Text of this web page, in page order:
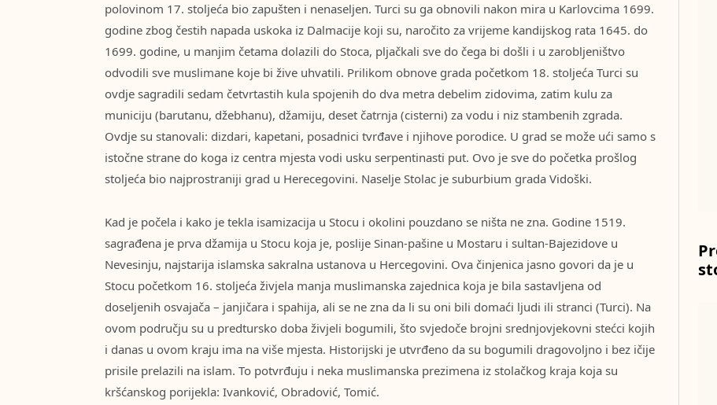
polovinom 17. stoljeća bio zapušten i nenaseljen. Turci su ga obnovili nakon mira u Karlovcima 1699.
godine zbog čestih napada uskoka iz Dalmacije koji su, naročito za vrijeme kandijskog rata 1645. do
1699. godine, u manjim četama dolazili do Stoca, pljačkali sve do čega bi došli i u zarobljeništvo
odvodili sve muslimane koje bi žive uhvatili. Prilikom obnove grada početkom 18. stoljeća Turci su
ovdje sagradili sedam četvrtastih kula spojenih do dva metra debelim zidovima, zatim kulu za
municiju (barutanu, džebhanu), džamiju, deset čatrnja (cisterni) za vodu i niz stambenih zgrada.
Ovdje su stanovali: dizdari, kapetani, posadnici tvrđave i njihove porodice. U grad se može ući samo s
istočne strane do koga iz centra mjesta vodi usku serpentinasti put. Ovo je sve do početka prošlog
stoljeća bio najprostraniji grad u Herecegovini. Naselje Stolac je suburbium grada Vidoški.
Kad je počela i kako je tekla isamizacija u Stocu i okolini pouzdano se ništa ne zna. Godine 1519.
sagrađena je prva džamija u Stocu koja je, poslije Sinan-pašine u Mostaru i sultan-Bajezidove u
Nevesinju, najstarija islamska sakralna ustanova u Hercegovini. Ova činjenica jasno govori da je u
Stocu početkom 16. stoljeća živjela manja muslimanska zajednica koja je bila sastavljena od
doseljenih osvajača – janjičara i spahija, ali se ne zna da li su oni bili domaći ljudi ili stranci (Turci). Na
ovom području su u predtursko doba živjeli bogumili, što svjedoče brojni srednjovjekovni stećci kojih
i danas u ovom kraju ima na više mjesta. Historijski je utvrđeno da su bogumili dragovoljno i bez ičije
prisile prelazili na islam. To potvrđuju i neka muslimanska prezimena iz stolačkog kraja koja su
kršćanskog porijekla: Ivanković, Obradović, Tomić.